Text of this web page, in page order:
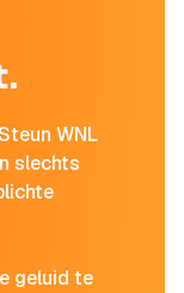
WNL
slechts
geluid te